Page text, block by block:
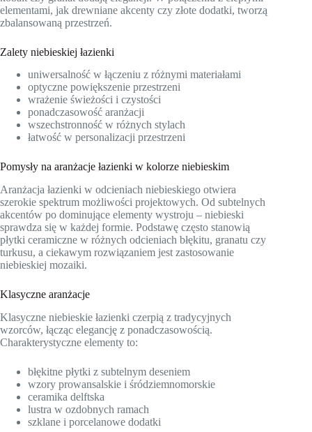
elementami, jak drewniane akcenty czy złote dodatki, tworzą
zbalansowaną przestrzeń.
Zalety niebieskiej łazienki
uniwersalność w łączeniu z różnymi materiałami
optyczne powiększenie przestrzeni
wrażenie świeżości i czystości
ponadczasowość aranżacji
wszechstronność w różnych stylach
łatwość w personalizacji przestrzeni
Pomysły na aranżacje łazienki w kolorze niebieskim
Aranżacja łazienki w odcieniach niebieskiego otwiera
szerokie spektrum możliwości projektowych. Od subtelnych
akcentów po dominujące elementy wystroju – niebieski
sprawdza się w każdej formie. Podstawę często stanowią
płytki ceramiczne w różnych odcieniach błękitu, granatu czy
turkusu, a ciekawym rozwiązaniem jest zastosowanie
niebieskiej mozaiki.
Klasyczne aranżacje
Klasyczne niebieskie łazienki czerpią z tradycyjnych
wzorców, łącząc elegancję z ponadczasowością.
Charakterystyczne elementy to:
błękitne płytki z subtelnym deseniem
wzory prowansalskie i śródziemnomorskie
ceramika delftska
lustra w ozdobnych ramach
szklane i porcelanowe dodatki